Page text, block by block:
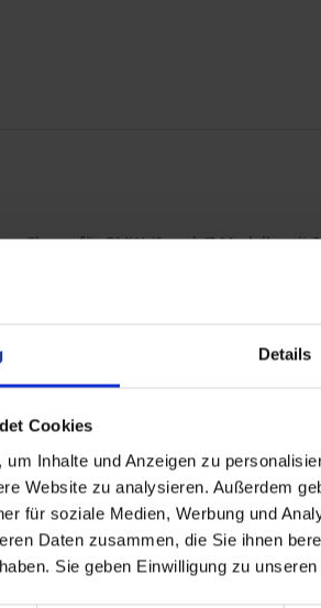
Details
Cookies
Inhalte und Anzeigen zu
Website zu analysieren. Außerdem
für soziale Medien, Werbung und
Daten zusammen, die Sie ihnen
Sie geben Einwilligung zu
Chrom für BMW /6 und /7 Modelle mit
und garantiert Ihnen höchste
und Verschraubungen.
SEIN, HIER DIE ALTERNATIVE:
1811215, in Verbindung mit der
R 75T, R 80/7, R 80/7N, R 80/7S, R 80,
1-233-210 + 18-12-1-233-211